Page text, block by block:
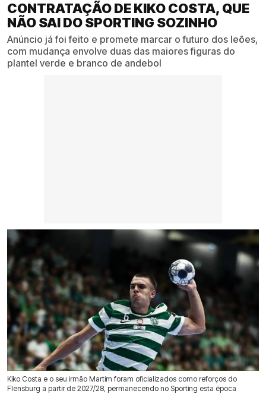
CONTRATAÇÃO DE KIKO COSTA, QUE
NÃO SAI DO SPORTING SOZINHO
Anúncio já foi feito e promete marcar o futuro dos leões,
com mudança envolve duas das maiores figuras do
plantel verde e branco de andebol
Kiko Costa e o seu irmão Martim foram oficializados como reforços do
Flensburg a partir de 2027/28, permanecendo no Sporting esta época